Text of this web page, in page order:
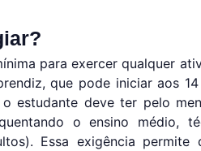
para exercer qualquer
que pode iniciar aos 14
estudante deve ter pelo
o ensino médio,
Essa exigência permite